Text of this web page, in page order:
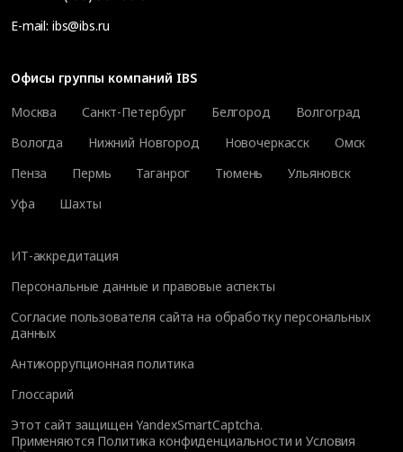
E-mail: ibs@ibs.ru
Офисы группы компаний IBS
Москва
Санкт-Петербург Белгород
Волгоград
Вологда
Нижний Новгород Новочеркасск
Омск
Пенза
Пермь Таганрог Тюмень
Ульяновск
Уфа
Шахты
ИТ-аккредитация
Персональные данные и правовые аспекты
Согласие пользователя сайта на обработку персональных
данных
Антикоррупционная политика
Глоссарий
Этот сайт защищен YandexSmartCaptcha.
Применяются Политика конфиденциальности иУсловия